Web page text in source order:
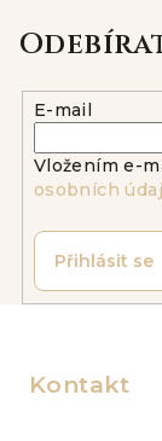
E-mail
Vložením e-
osobních
Přihlásit se
Kontakt